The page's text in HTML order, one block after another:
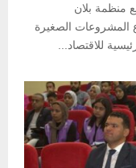
منظمة بلان
المشروعات الصغيرة
للاقتصاد...